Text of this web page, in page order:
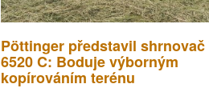
Pöttinger představil shrnovač
6520 C: Boduje výborným
kopírováním terénu